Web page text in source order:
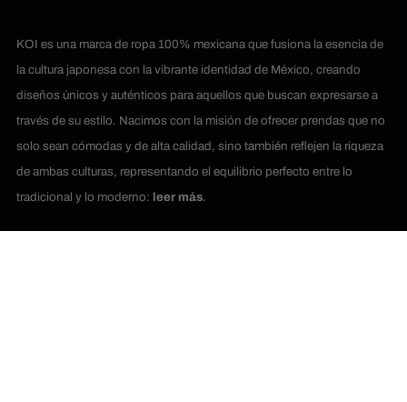
KOI es una marca de ropa 100% mexicana que fusiona la esencia de
la cultura japonesa con la vibrante identidad de México, creando
diseños únicos y auténticos para aquellos que buscan expresarse a
través de su estilo. Nacimos con la misión de ofrecer prendas que no
solo sean cómodas y de alta calidad, sino también reflejen la riqueza
de ambas culturas, representando el equilibrio perfecto entre lo
tradicional y lo moderno: leer más.